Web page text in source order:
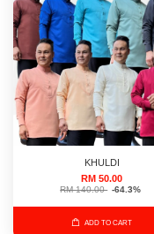
KHULDI
RM 50.00
RM 140.00 -64.3%
ADD TO CART